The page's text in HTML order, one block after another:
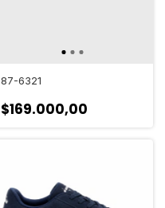
87-6321
$169.000,00